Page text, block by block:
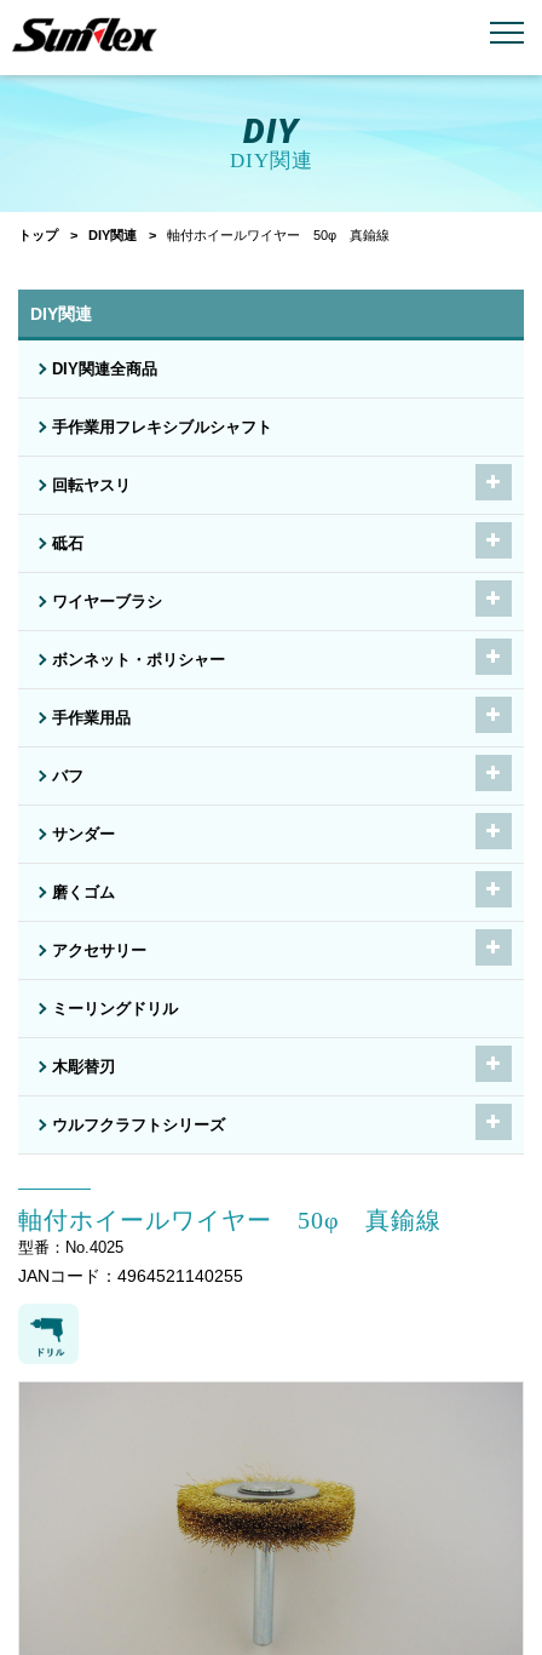
emailお問い合わせ
DIY
DIY関連
トップ DIY関連 軸付ホイールワイヤー 50φ 真鍮線
DIY関連
DIY関連全商品
手作業用フレキシブルシャフト
回転ヤスリ
砥石
ワイヤーブラシ
ボンネット・ポリシャー
手作業用品
バフ
サンダー
磨くゴム
アクセサリー
ミーリングドリル
木彫替刃
ウルフクラフトシリーズ
軸付ホイールワイヤー 50φ 真鍮線
型番：No.4025
JANコード：4964521140255